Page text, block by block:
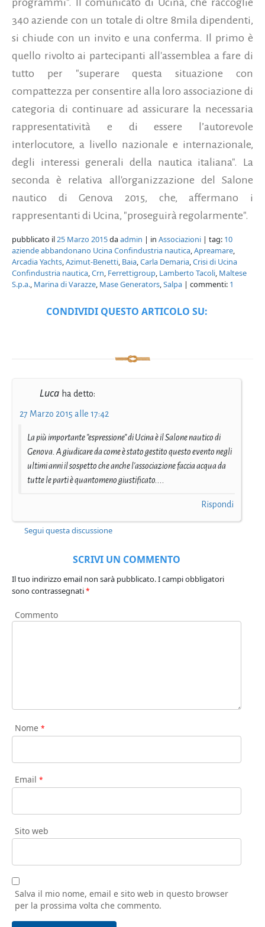
340 aziende con un totale di oltre 8mila dipendenti,
si chiude con un invito e una conferma. Il primo è
quello rivolto ai partecipanti all'assemblea a fare di
tutto per "superare questa situazione con
compattezza per consentire alla loro associazione di
categoria di continuare ad assicurare la necessaria
rappresentatività e di essere l’autorevole
interlocutore, a livello nazionale e internazionale,
degli interessi generali della nautica italiana". La
seconda è relativa all'organizzazione del Salone
nautico di Genova 2015, che, affermano i
rappresentanti di Ucina, "proseguirà regolarmente".
pubblicato il25 Marzo 2015daadmin | in Associazioni | tag: 10
aziende abbandonano Ucina Confindustria nautica,Apreamare,
Arcadia Yachts,Azimut-Benetti, Baia,Carla Demaria,Crisi di Ucina
Confindustria nautica,Crn, Ferrettigroup, Lamberto Tacoli, Maltese
S.p.a., Marina di Varazze, Mase Generators,Salpa | commenti: 1
CONDIVIDI QUESTO ARTICOLO SU:
Luca ha detto:
27 Marzo 2015 alle 17:42
La più importante "espressione" di Ucina è il Salone nautico di
Genova. A giudicare da come è stato gestito questo evento negli
ultimi anni il sospetto che anche l'associazione faccia acqua da
tutte le parti è quantomeno giustificato....
Rispondi
Segui questa discussione
SCRIVI UN COMMENTO
Il tuo indirizzo email non sarà pubblicato.I campi obbligatori
sono contrassegnati*
Commento
Nome *
Email *
Sito web
Salva il mio nome, email e sito web in questo browser
per la prossima volta che commento.